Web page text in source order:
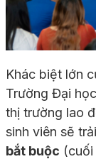
Khác biệt lớn
Trường Đại
thị trường lao
sinh viên sẽ
bắt buộc